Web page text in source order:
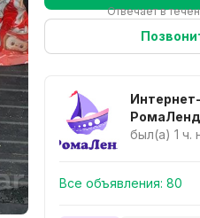
Отвечает в
РомаЛенд - детские
игрушки в
был(а) 1 ч.
Все объявления: 80